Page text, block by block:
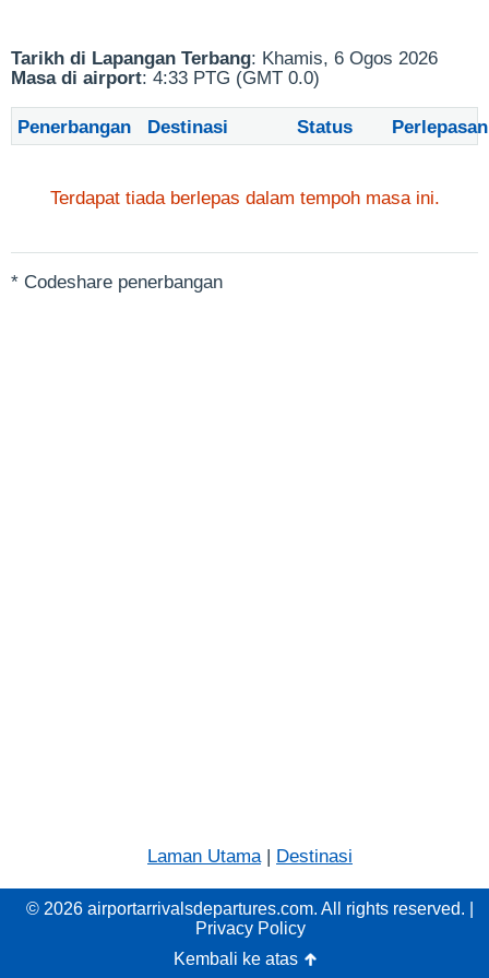
Tarikh di Lapangan Terbang: Khamis, 6 Ogos 2026
Masa di airport: 4:33 PTG (GMT 0.0)
Penerbangan Destinasi Status Perlepasan
Terdapat tiada berlepas dalam tempoh masa ini.
* Codeshare penerbangan
Laman Utama| Destinasi
© 2026 airportarrivalsdepartures.com. All rights reserved. |
Privacy Policy
Kembali ke atas